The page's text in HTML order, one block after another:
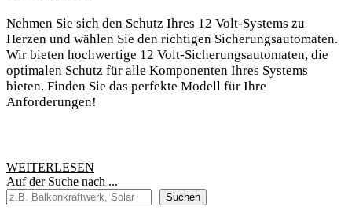
Sicherungsautomat:
Der
ultimative
Schutz
Stromfluss
Nehmen Sie sich den Schutz Ihres 12 Volt-Systems zu
Herzen und wählen Sie den richtigen Sicherungsautomaten.
Wir bieten hochwertige 12 Volt-Sicherungsautomaten, die
optimalen Schutz für alle Komponenten Ihres Systems
bieten. Finden Sie das perfekte Modell für Ihre
Anforderungen!
WEITERLESEN
Auf der Suche nach ...
Suchen